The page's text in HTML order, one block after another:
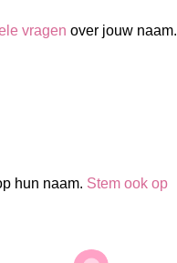
vragen over jouw naam.
hun naam. Stem ook op